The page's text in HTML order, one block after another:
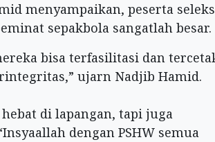
menyampaikan, peserta
sepakbola sangatlah besar.
bisa terfasilitasi dan
ujarn Nadjib Hamid.
di lapangan, tapi juga
dengan PSHW semua